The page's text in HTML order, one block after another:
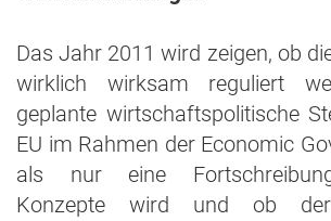
Das Jahr 2011 wird zeigen, ob
wirklich wirksam reguliert
geplante wirtschaftspolitische
EU im Rahmen der Economic
als nur eine
Konzepte wird und ob der